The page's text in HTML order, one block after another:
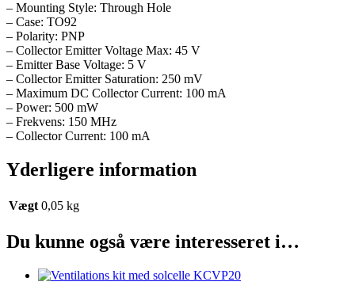
– Mounting Style: Through Hole
– Case: TO92
– Polarity: PNP
– Collector Emitter Voltage Max: 45 V
– Emitter Base Voltage: 5 V
– Collector Emitter Saturation: 250 mV
– Maximum DC Collector Current: 100 mA
– Power: 500 mW
– Frekvens: 150 MHz
– Collector Current: 100 mA
Yderligere information
Vægt 0,05 kg
Du kunne også være interesseret i…